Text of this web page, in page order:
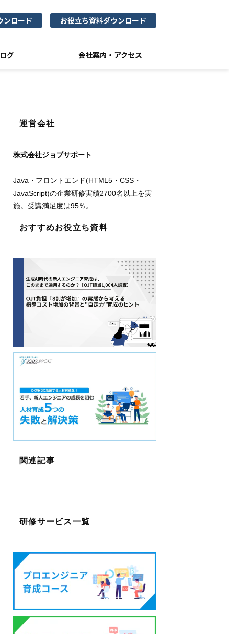
ンロード お役立ち資料ダウンロード
グ 会社案内・アクセス
運営会社
株式会社ジョブサポート
Java・フロントエンド(HTML5・CSS・
JavaScript)の企業研修実績2700名以上を実
施。受講満足度は95％。
おすすめお役立ち資料
関連記事
研修サービス一覧